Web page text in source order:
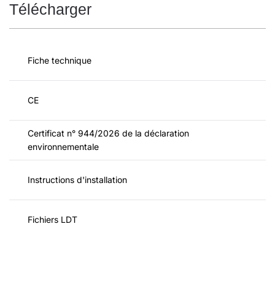
Télécharger
Fiche technique
CE
Certificat n° 944/2026 de la déclaration
environnementale
Instructions d'installation
Fichiers LDT